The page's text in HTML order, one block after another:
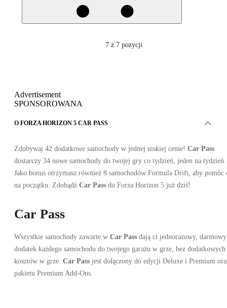
7 z 7 pozycji
Advertisement
SPONSOROWANA
O FORZA HORIZON 5 CAR PASS
Zdobywaj 42 dodatkowe samochody w jednej niskiej cenie! Car Pass
dostarczy 34 nowe samochody do twojej gry co tydzień, jeden na tydzień.
Jako bonus otrzymasz również 8 samochodów Formula Drift, aby pomóc
na początku. Zdobądź Car Pass do Forza Horizon 5 już dziś!
Car Pass
Wszystkie samochody zawarte w Car Pass dają ci jednorazowy, darmowy
dodatek każdego samochodu do twojego garażu w grze, bez dodatkowych
kosztów w grze. Car Pass jest dołączony do edycji Deluxe i Premium
pakietu Premium Add-Ons.